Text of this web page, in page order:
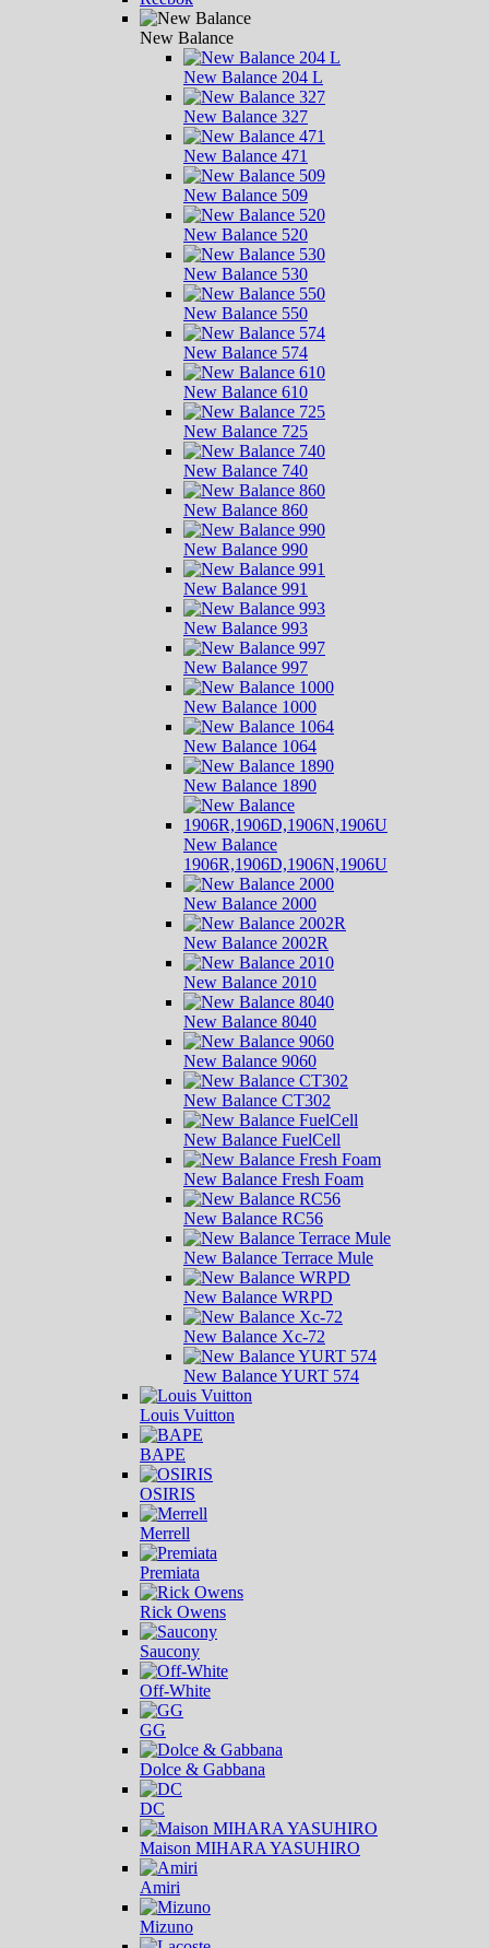
New Balance
New Balance 204 L
New Balance 327
New Balance 471
New Balance 509
New Balance 520
New Balance 530
New Balance 550
New Balance 574
New Balance 610
New Balance 725
New Balance 740
New Balance 860
New Balance 990
New Balance 991
New Balance 993
New Balance 997
New Balance 1000
New Balance 1064
New Balance 1890
New Balance
1906R,1906D,1906N,1906U
New Balance 2000
New Balance 2002R
New Balance 2010
New Balance 8040
New Balance 9060
New Balance CT302
New Balance FuelCell
New Balance Fresh Foam
New Balance RC56
New Balance Terrace Mule
New Balance WRPD
New Balance Xc-72
New Balance YURT 574
Louis Vuitton
BAPE
OSIRIS
Merrell
Premiata
Rick Owens
Saucony
Off-White
GG
Dolce & Gabbana
DC
Maison MIHARA YASUHIRO
Amiri
Mizuno